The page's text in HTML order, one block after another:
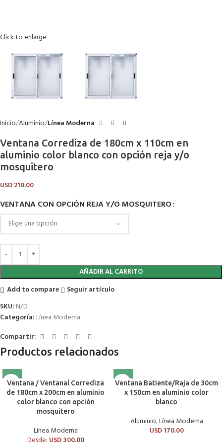
Click to enlarge
Inicio Aluminio Línea Moderna
Ventana Corrediza de 180cm x 110cm en
aluminio color blanco con opción reja y/o
mosquitero
USD210.00
VENTANA CON OPCIÓN REJA Y/O MOSQUITERO
AÑADIR AL CARRITO
Add to compare
Seguir artículo
SKU: N/D
Categoría: Línea Moderna
Compartir:
Productos relacionados
Ventana / Ventanal Corrediza
de 180cm x 200cm en aluminio
color blanco con opción
mosquitero
Línea Moderna
Desde: USD300.00
Ventana Batiente/Raja de 30cm
x 150cm en aluminio color
blanco
Aluminio,Línea Moderna
USD170.00